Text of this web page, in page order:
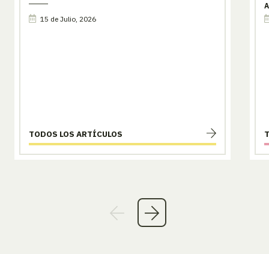
15 de Julio, 2026
TODOS LOS ARTÍCULOS